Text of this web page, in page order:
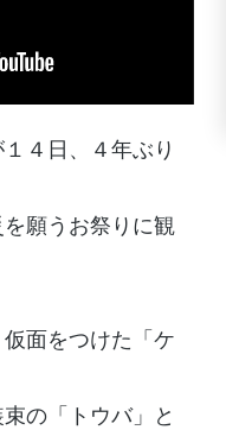
４日、４年ぶり
願うお祭りに観
面をつけた「ケ
の「トウバ」と